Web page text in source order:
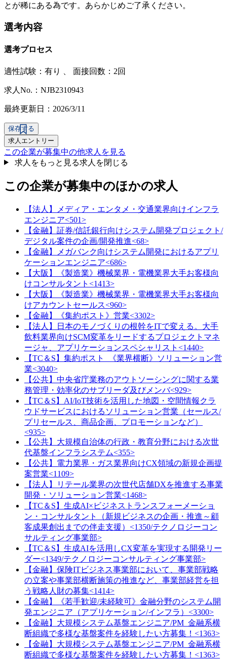
とが稀にある為です。あらかじめご了承ください。
選考内容
選考プロセス
適性試験： 有り 面接回数：2回
求人No.：NJB2310943
最終更新日：2026/3/11
保存する
求人エントリー
この企業が募集中の他求人を見る
求人をもっと見る求人を閉じる
この企業が募集中のほかの求人
【法人】メディア・エンタメ・交通業界向けインフラ
エンジニア<501>
【金融】証券/信託銀行向けシステム開発プロジェクト/
デジタル案件の企画/開発推進<68>
【金融】メガバンク向けシステム開発におけるアプリ
ケーションエンジニア<686>
【大阪】《製造業》機械業界・電機業界大手お客様向
けコンサルタント<1413>
【大阪】《製造業》機械業界・電機業界大手お客様向
けアカウントセールス<960>
【金融】《集約ポスト》営業<3302>
【法人】日本のモノづくりの根幹をITで変える。大手
飲料業界向けSCM変革をリードするプロジェクトマネ
ージャ、アプリケーションスペシャリスト<1440>
【TC＆S】集約ポスト_《業界横断》ソリューション営
業<3040>
【公共】中央省庁業務のアウトソーシングに関する業
務管理・効率化のサブリーダ及びメンバ<929>
【TC＆S】AI/IoT技術を活用した地図・空間情報クラ
ウドサービスにおけるソリューション営業（セールス/
プリセールス、商品企画、プロモーションなど）
<935>
【公共】大規模自治体の行政・教育分野における次世
代基盤インフラシステム<355>
【公共】電力業界・ガス業界向けCX領域の新規企画提
案営業<1109>
【法人】リテール業界の次世代店舗DXを推進する事業
開発・ソリューション営業<1468>
【TC＆S】生成AI×ビジネストランスフォーメーショ
ン・コンサルタント（新規ビジネスの企画・推進～顧
客成果創出までの伴走支援）<1350/テクノロジーコン
サルティング事業部>
【TC＆S】生成AIを活用しCX変革を実現する開発リー
ダー<1349/テクノロジーコンサルティング事業部>
【金融】保険ITビジネス事業部において、事業部戦略
の立案や事業部横断施策の推進など、事業部経営を担
う戦略人財の募集<1414>
【金融】《若手歓迎/未経験可》金融分野のシステム開
発エンジニア（アプリケーション/インフラ）<3300>
【金融】大規模システム基盤エンジニア/PM_金融系横
断組織で多様な基盤案件を経験したい方募集！<1363>
【金融】大規模システム基盤エンジニア/PM_金融系横
断組織で多様な基盤案件を経験したい方募集！<1363>